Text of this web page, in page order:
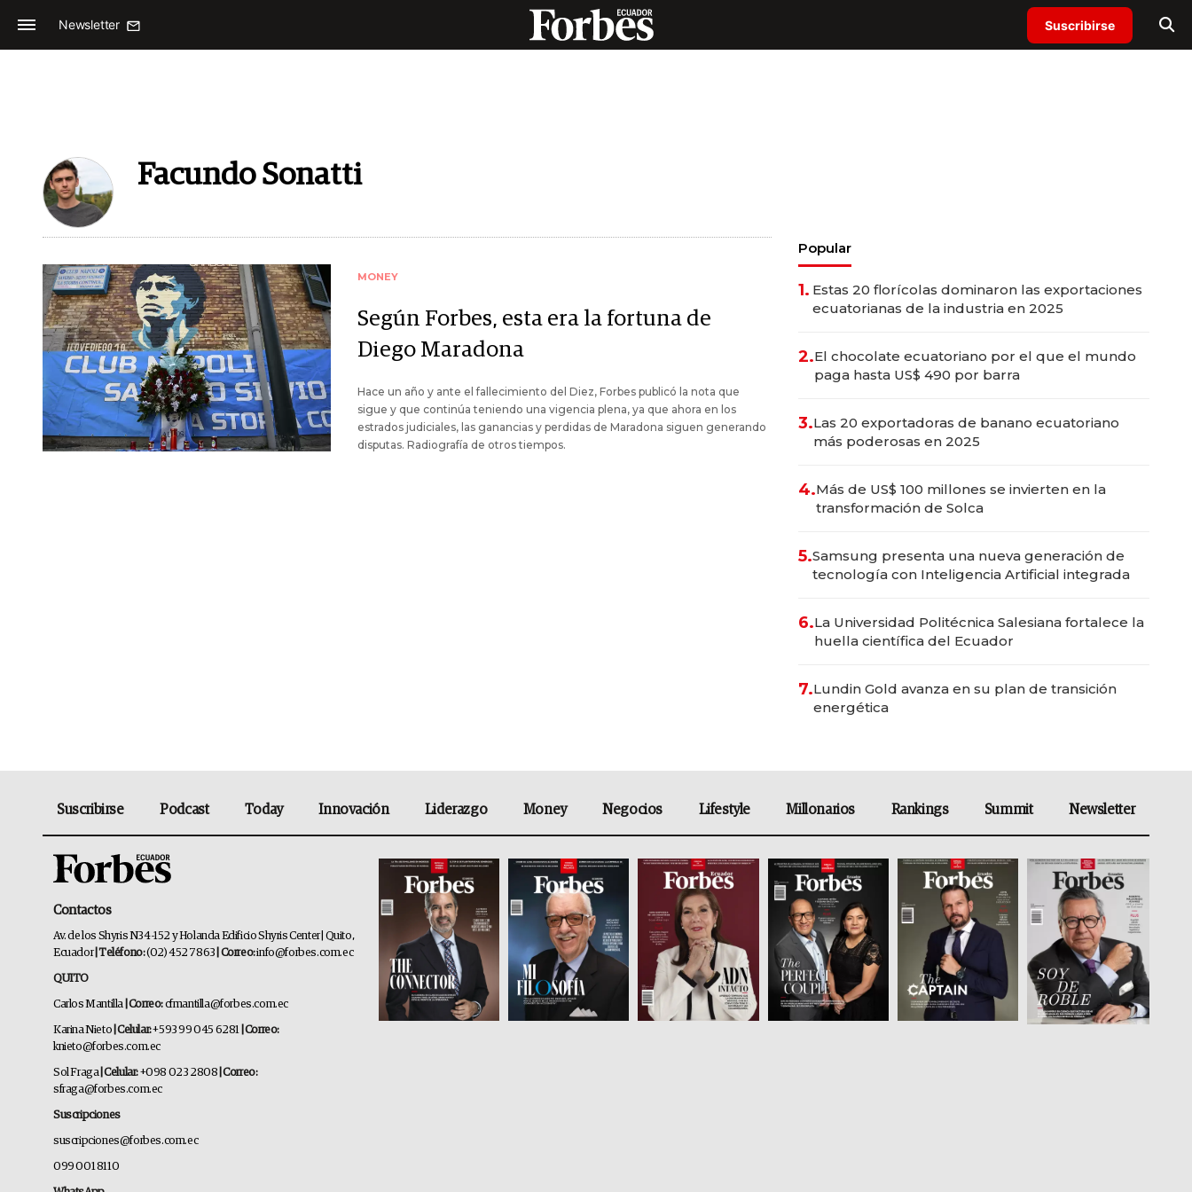
Newsletter Suscribirse
Facundo Sonatti
MONEY
Según Forbes, esta era la fortuna de
Diego Maradona
Hace un año y ante el fallecimiento del Diez, Forbes publicó la nota que
sigue y que continúa teniendo una vigencia plena, ya que ahora en los
estrados judiciales, las ganancias y perdidas de Maradona siguen generando
disputas. Radiografía de otros tiempos.
Popular
1. Estas 20 florícolas dominaron las exportaciones
ecuatorianas de la industria en 2025
2.El chocolate ecuatoriano por el que el mundo
paga hasta US$ 490 por barra
3.Las 20 exportadoras de banano ecuatoriano
más poderosas en 2025
4.Más de US$ 100 millones se invierten en la
transformación de Solca
5.Samsung presenta una nueva generación de
tecnología con Inteligencia Artificial integrada
6.La Universidad Politécnica Salesiana fortalece la
huella científica del Ecuador
7.Lundin Gold avanza en su plan de transición
energética
Suscribirse Podcast Today Innovación Liderazgo Money Negocios Lifestyle Millonarios Rankings Summit Newsletter
Contactos
Av. de los Shyris N34-152 y Holanda Edificio Shyris Center | Quito,
Ecuador | Teléfono:(02) 452 7863 | Correo:info@forbes.com.ec
QUITO
Carlos Mantilla | Correo:cfmantilla@forbes.com.ec
Karina Nieto | Celular:+593 99 045 6281 | Correo:
knieto@forbes.com.ec
Sol Fraga| Celular:+098 023 2808 | Correo:
sfraga@forbes.com.ec
Suscripciones
suscripciones@forbes.com.ec
099 001 8110